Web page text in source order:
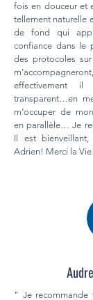
fois en douceur et
tellement naturelle
de fond qui
confiance dans le
des protocoles
effectivement
transparent…en
m’occuper de
en parallèle… Je
Il est
Adrien! Merci la
" Je